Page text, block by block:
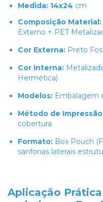
Medida: 14x24 cm
Composição Material:
Externo + PET
Cor Externa: Preto
Cor Interna:
Hermética)
Modelos: Embalagem
Método de
cobertura
Formato: Box Pouch
sanfonas laterais
Aplicação